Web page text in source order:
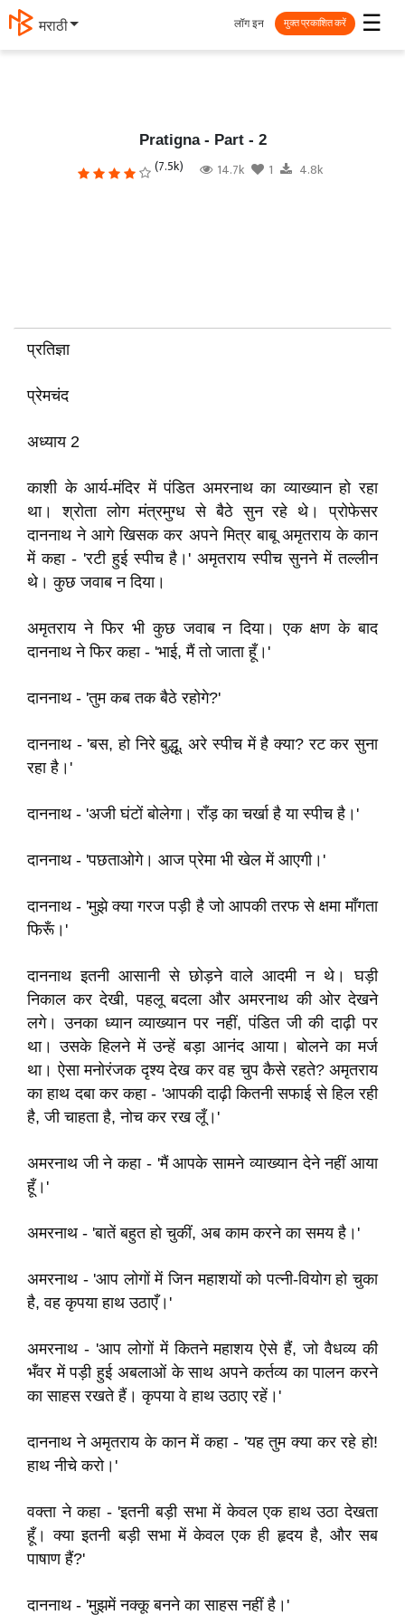
मराठी ☰
लॉग इन मुक्त प्रकाशित करें
Pratigna - Part - 2
(7.5k) 14.7k 1 4.8k
प्रतिज्ञा
प्रेमचंद
अध्याय 2
काशी के आर्य-मंदिर में पंडित अमरनाथ का व्याख्यान हो रहा
था। श्रोता लोग मंत्रमुग्ध से बैठे सुन रहे थे। प्रोफेसर
दाननाथ ने आगे खिसक कर अपने मित्र बाबू अमृतराय के कान
में कहा - 'रटी हुई स्पीच है।' अमृतराय स्पीच सुनने में तल्लीन
थे। कुछ जवाब न दिया।
अमृतराय ने फिर भी कुछ जवाब न दिया। एक क्षण के बाद
दाननाथ ने फिर कहा - 'भाई, मैं तो जाता हूँ।'
दाननाथ - 'तुम कब तक बैठे रहोगे?'
दाननाथ - 'बस, हो निरे बुद्धू, अरे स्पीच में है क्या? रट कर सुना
रहा है।'
दाननाथ - 'अजी घंटों बोलेगा। राँड़ का चर्खा है या स्पीच है।'
दाननाथ - 'पछताओगे। आज प्रेमा भी खेल में आएगी।'
दाननाथ - 'मुझे क्या गरज पड़ी है जो आपकी तरफ से क्षमा माँगता
फिरूँ।'
दाननाथ इतनी आसानी से छोड़ने वाले आदमी न थे। घड़ी
निकाल कर देखी, पहलू बदला और अमरनाथ की ओर देखने
लगे। उनका ध्यान व्याख्यान पर नहीं, पंडित जी की दाढ़ी पर
था। उसके हिलने में उन्हें बड़ा आनंद आया। बोलने का मर्ज
था। ऐसा मनोरंजक दृश्य देख कर वह चुप कैसे रहते? अमृतराय
का हाथ दबा कर कहा - 'आपकी दाढ़ी कितनी सफाई से हिल रही
है, जी चाहता है, नोच कर रख लूँ।'
अमरनाथ जी ने कहा - 'मैं आपके सामने व्याख्यान देने नहीं आया
हूँ।'
अमरनाथ - 'बातें बहुत हो चुकीं, अब काम करने का समय है।'
अमरनाथ - 'आप लोगों में जिन महाशयों को पत्नी-वियोग हो चुका
है, वह कृपया हाथ उठाएँ।'
अमरनाथ - 'आप लोगों में कितने महाशय ऐसे हैं, जो वैधव्य की
भँवर में पड़ी हुई अबलाओं के साथ अपने कर्तव्य का पालन करने
का साहस रखते हैं। कृपया वे हाथ उठाए रहें।'
दाननाथ ने अमृतराय के कान में कहा - 'यह तुम क्या कर रहे हो!
हाथ नीचे करो।'
वक्ता ने कहा - 'इतनी बड़ी सभा में केवल एक हाथ उठा देखता
हूँ। क्या इतनी बड़ी सभा में केवल एक ही हृदय है, और सब
पाषाण हैं?'
दाननाथ - 'मुझमें नक्कू बनने का साहस नहीं है।'